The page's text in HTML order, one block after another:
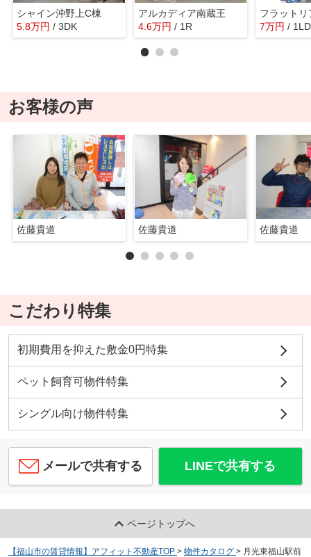
シャイン沖野上C棟
5.8万円 / 3DK
アルカディア南蔵王
4.6万円 / 1R
フラットリ
7万円 /
お客様の声
佐藤貴道 佐藤貴道 佐藤貴道
こだわり特集
初期費用を抑えた敷金0円特集
ペット飼育可物件特集
シングル向け物件特集
メールで共有する LINEで共有する
ページトップへ
【福山市の賃貸情報】アフィット不動産TOP > 物件カタログ > 月光東福山駅前